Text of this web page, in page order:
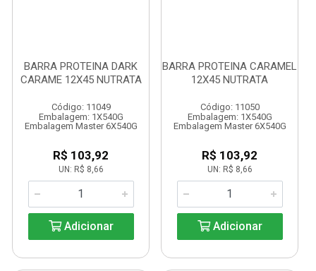
BARRA PROTEINA DARK
CARAME 12X45 NUTRATA
Código: 11049
Embalagem: 1X540G
Embalagem Master 6X540G
R$ 103,92
UN: R$ 8,66
Adicionar
BARRA PROTEINA CARAMEL
12X45 NUTRATA
Código: 11050
Embalagem: 1X540G
Embalagem Master 6X540G
R$ 103,92
UN: R$ 8,66
Adicionar